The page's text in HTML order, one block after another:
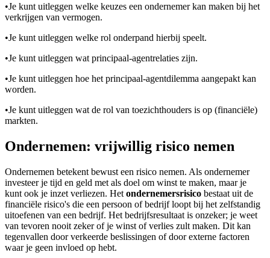
•Je kunt uitleggen welke keuzes een ondernemer kan maken bij het
verkrijgen van vermogen.
•Je kunt uitleggen welke rol onderpand hierbij speelt.
•Je kunt uitleggen wat principaal-agentrelaties zijn.
•Je kunt uitleggen hoe het principaal-agentdilemma aangepakt kan
worden.
•Je kunt uitleggen wat de rol van toezichthouders is op (financiële)
markten.
Ondernemen: vrijwillig risico nemen
Ondernemen betekent bewust een risico nemen. Als ondernemer
investeer je tijd en geld met als doel om winst te maken, maar je
kunt ook je inzet verliezen. Het ondernemersrisico bestaat uit de
financiële risico's die een persoon of bedrijf loopt bij het zelfstandig
uitoefenen van een bedrijf. Het bedrijfsresultaat is onzeker; je weet
van tevoren nooit zeker of je winst of verlies zult maken. Dit kan
tegenvallen door verkeerde beslissingen of door externe factoren
waar je geen invloed op hebt.